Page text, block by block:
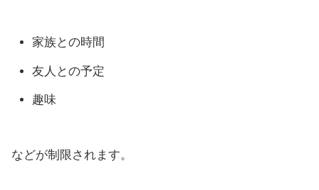
家族との時間
友人との予定
趣味
などが制限されます。